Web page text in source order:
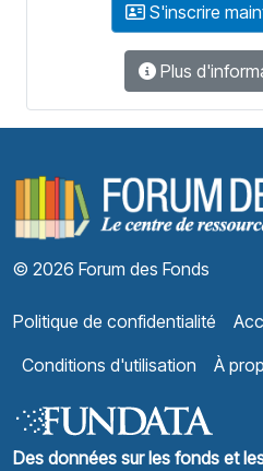
S'inscrire
Plus
© 2026 Forum des Fonds
Politique de confidentialité
Conditions d'utilisation
À
Des données sur les fonds et